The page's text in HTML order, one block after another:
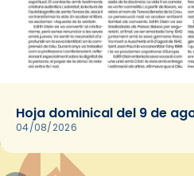
Hoja dominical del 9 de
04/08/2026